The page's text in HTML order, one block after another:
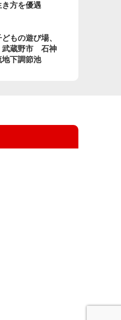
方を優遇
もの遊び場、
武蔵野市 石神
地下調節池